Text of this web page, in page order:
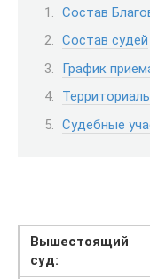
Состав
Состав судей
График
Судебные
Вышестоящий
суд: